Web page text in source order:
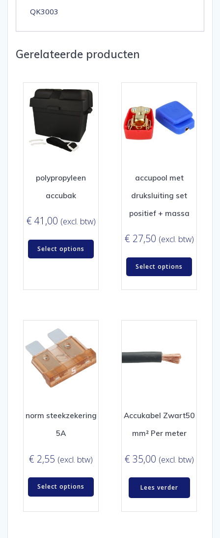
QK3003
Gerelateerde producten
polypropyleen
accubak
€ 41,00 (excl. btw)
Select options
accupool met
druksluiting set
positief + massa
€ 27,50 (excl. btw)
Select options
norm steekzekering
5A
€ 2,55 (excl. btw)
Select options
Accukabel Zwart50
mm² Per meter
€ 35,00 (excl. btw)
Lees verder